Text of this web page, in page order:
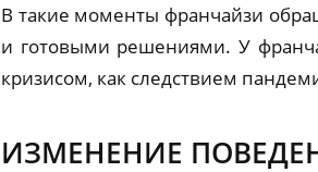
В такие моменты франчайзи
и готовыми решениями. У
кризисом, как следствием
ИЗМЕНЕНИЕ